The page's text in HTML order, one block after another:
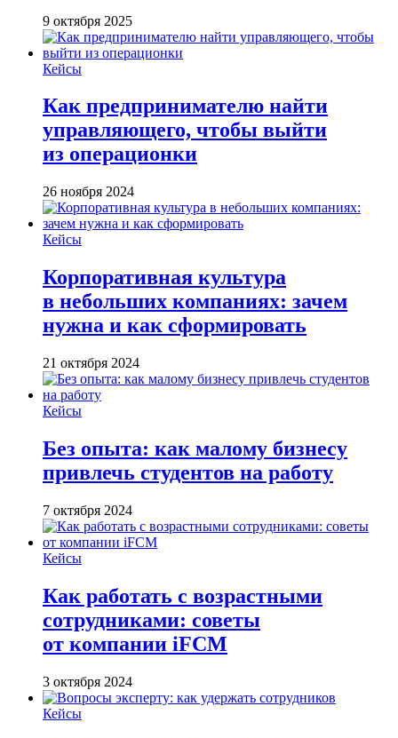
9 октября 2025
Кейсы
Как предпринимателю найти
управляющего, чтобы выйти
из операционки
26 ноября 2024
Кейсы
Корпоративная культура
в небольших компаниях: зачем
нужна и как сформировать
21 октября 2024
Кейсы
Без опыта: как малому бизнесу
привлечь студентов на работу
7 октября 2024
Кейсы
Как работать с возрастными
сотрудниками: советы
от компании iFCM
3 октября 2024
Кейсы